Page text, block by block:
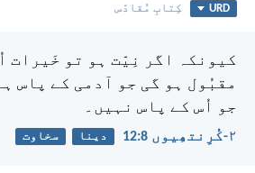
URD کِتابِ مُقادّس
کیونکہ اگر نِیّت ہو تو خَیرات
مقبُول ہو گی جو آدمی کے پاس
جو اُس کے پاس نہیں۔
۲-کُرِنتھِیوں 8:‏12 دینا سخاوت